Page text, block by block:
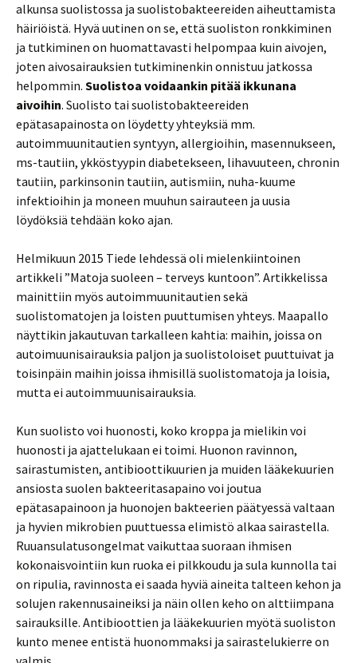
alkunsa suolistossa ja suolistobakteereiden aiheuttamista
häiriöistä. Hyvä uutinen on se, että suoliston ronkkiminen
ja tutkiminen on huomattavasti helpompaa kuin aivojen,
joten aivosairauksien tutkiminenkin onnistuu jatkossa
helpommin. Suolistoa voidaankin pitää ikkunana
aivoihin. Suolisto tai suolistobakteereiden
epätasapainosta on löydetty yhteyksiä mm.
autoimmuunitautien syntyyn, allergioihin, masennukseen,
ms-tautiin, ykköstyypin diabetekseen, lihavuuteen, chronin
tautiin, parkinsonin tautiin, autismiin, nuha-kuume
infektioihin ja moneen muuhun sairauteen ja uusia
löydöksiä tehdään koko ajan.
Helmikuun 2015 Tiede lehdessä oli mielenkiintoinen
artikkeli ”Matoja suoleen – terveys kuntoon”. Artikkelissa
mainittiin myös autoimmuunitautien sekä
suolistomatojen ja loisten puuttumisen yhteys. Maapallo
näyttikin jakautuvan tarkalleen kahtia: maihin, joissa on
autoimuunisairauksia paljon ja suolistoloiset puuttuivat ja
toisinpäin maihin joissa ihmisillä suolistomatoja ja loisia,
mutta ei autoimmuunisairauksia.
Kun suolisto voi huonosti, koko kroppa ja mielikin voi
huonosti ja ajattelukaan ei toimi. Huonon ravinnon,
sairastumisten, antibioottikuurien ja muiden lääkekuurien
ansiosta suolen bakteeritasapaino voi joutua
epätasapainoon ja huonojen bakteerien päätyessä valtaan
ja hyvien mikrobien puuttuessa elimistö alkaa sairastella.
Ruuansulatusongelmat vaikuttaa suoraan ihmisen
kokonaisvointiin kun ruoka ei pilkkoudu ja sula kunnolla tai
on ripulia, ravinnosta ei saada hyviä aineita talteen kehon ja
solujen rakennusaineiksi ja näin ollen keho on alttiimpana
sairauksille. Antibioottien ja lääkekuurien myötä suoliston
kunto menee entistä huonommaksi ja sairastelukierre on